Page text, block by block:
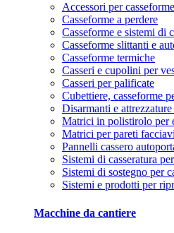
Accessori per casseforme
Casseforme a perdere
Casseforme e sistemi di
Casseforme slittanti e
Casseforme termiche
Casseri e cupolini per
Casseri per palificate
Cubettiere, casseforme
Disarmanti e
Matrici in polistirolo per
Matrici per pareti
Pannelli cassero
Sistemi di casseratura
Sistemi di sostegno per
Sistemi e prodotti per
Macchine da cantiere